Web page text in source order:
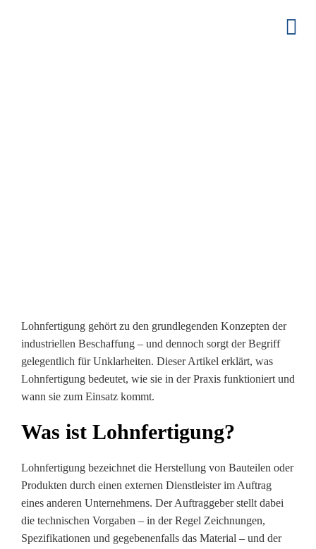
Lohnfertigung gehört zu den grundlegenden Konzepten der
industriellen Beschaffung – und dennoch sorgt der Begriff
gelegentlich für Unklarheiten. Dieser Artikel erklärt, was
Lohnfertigung bedeutet, wie sie in der Praxis funktioniert und
wann sie zum Einsatz kommt.
Was ist Lohnfertigung?
Lohnfertigung bezeichnet die Herstellung von Bauteilen oder
Produkten durch einen externen Dienstleister im Auftrag
eines anderen Unternehmens. Der Auftraggeber stellt dabei
die technischen Vorgaben – in der Regel Zeichnungen,
Spezifikationen und gegebenenfalls das Material – und der